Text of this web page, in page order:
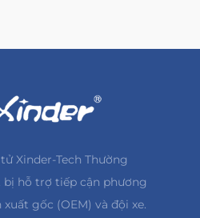
Xinder-Tech Thường
bị hỗ trợ tiếp cận phương
gốc (OEM) và đội xe.